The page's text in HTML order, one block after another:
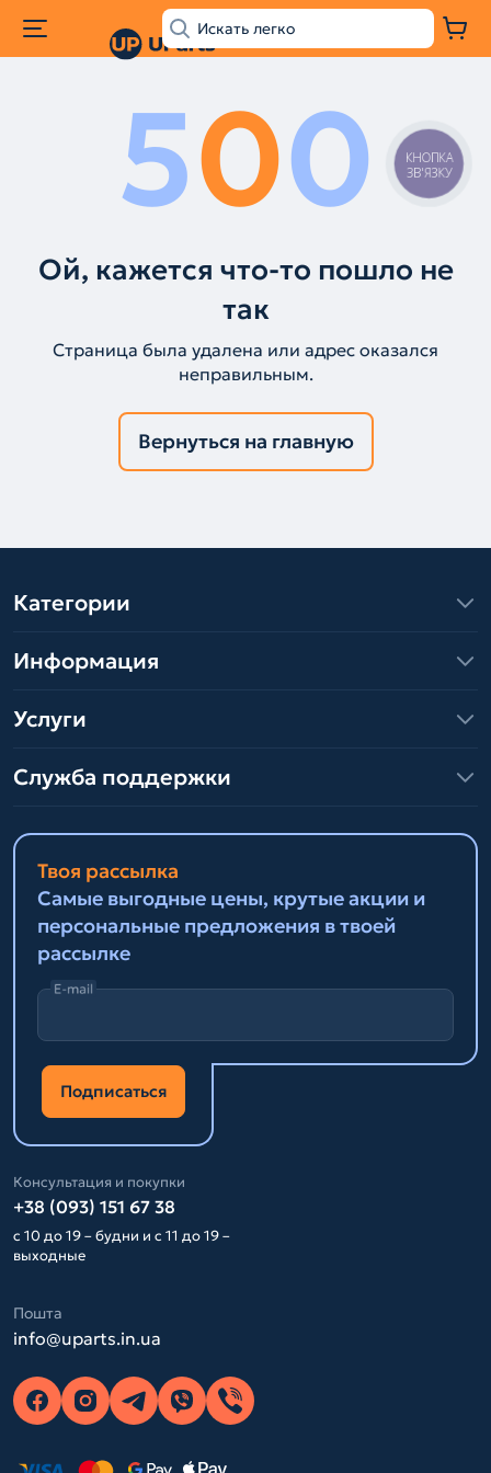
500
Ой, кажется что-то пошло не
так
Страница была удалена или адрес оказался
неправильным.
Вернуться на главную
Категории
Информация
Услуги
Служба поддержки
Твоя рассылка
Самые выгодные цены, крутые акции и
персональные предложения в твоей
рассылке
E-mail
Подписаться
Консультация и покупки
+38 (093) 151 67 38
с 10 до 19 – будни и с 11 до 19 –
выходные
Пошта
info@uparts.in.ua
КНОПКА
ЗВ'ЯЗКУ